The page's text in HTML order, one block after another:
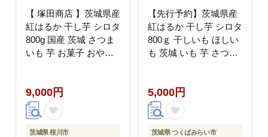
【 塚田商店 】茨城県産
紅はるか 干し芋 シロタ
800g 国産 茨城 さつま
いも 芋 お菓子 おやつ
知らない世界 スーパー
ツカダ [EE007sa]
9,000円
茨城県 桜川市
【先行予約】茨城県産
紅はるか 干し芋 シロタ
800ｇ 干しいも ほしい
も 茨城 いも 芋 さつま
スイーツ 和菓子 国産
塚田商店 マツコの知ら
ない世界 [EA07-NT]
5,000円
茨城県 つくばみらい市